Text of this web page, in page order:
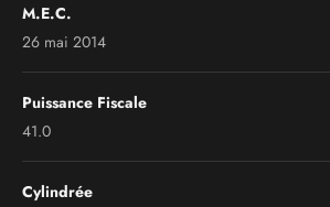
M.E.C.
26 mai 2014
Puissance Fiscale
41.0
Cylindrée